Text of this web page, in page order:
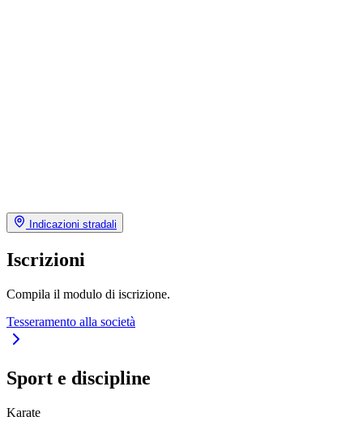
Indicazioni stradali
Iscrizioni
Compila il modulo di iscrizione.
Tesseramento alla società
Sport e discipline
Karate